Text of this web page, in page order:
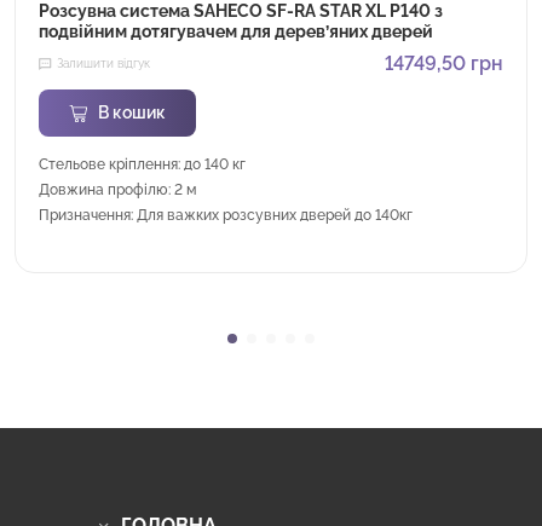
Розсувна система SAHECO SF-RA STAR XL P140 з
подвійним дотягувачем для дерев’яних дверей
Залишити відгук 14749,50 грн
В кошик
Стельове кріплення: до 140 кг
Довжина профілю: 2 м
Призначення: Для важких розсувних дверей до 140кг